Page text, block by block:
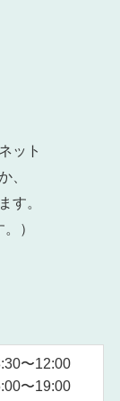
ット
、
す。
）
〜12:00
〜19:00